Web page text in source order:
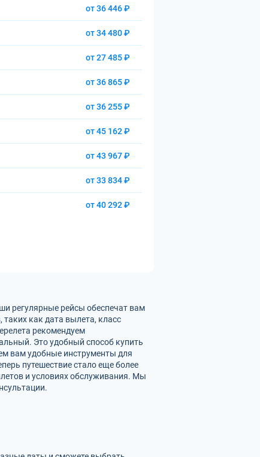
от 36 446 ₽
от 34 480 ₽
от 27 485 ₽
от 36 865 ₽
от 36 255 ₽
от 45 162 ₽
от 43 967 ₽
от 33 834 ₽
от 40 292 ₽
регулярные рейсы обеспечат вам
как дата вылета, класс
рекомендуем
Это удобный способ купить
вам удобные инструменты для
путешествие стало еще более
и условиях обслуживания. Мы